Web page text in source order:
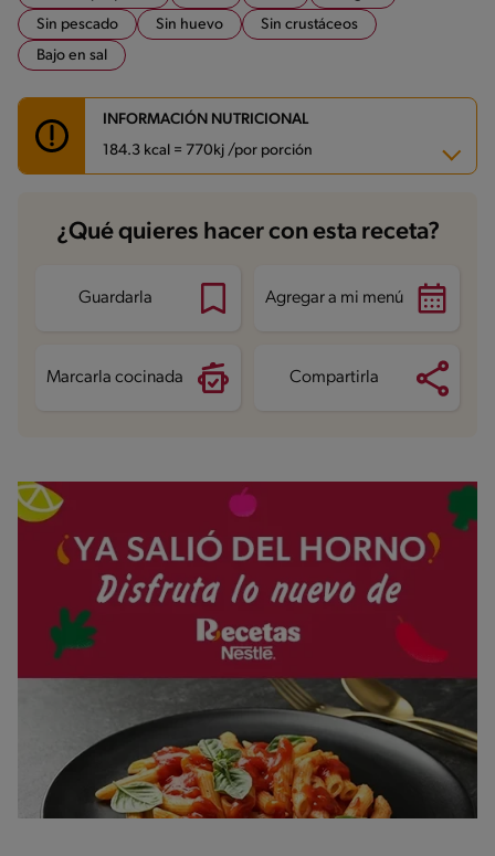
Sin pescado
Sin huevo
Sin crustáceos
Bajo en sal
INFORMACIÓN NUTRICIONAL
184.3 kcal = 770kj /por porción
Carbohidratos 13.8 g
Energía 184.3 kcal
Proteína
Grasas saturadas 6 g
¿Qué quieres hacer con esta receta?
Guardarla Agregar a mi menú
Marcarla cocinada Compartirla